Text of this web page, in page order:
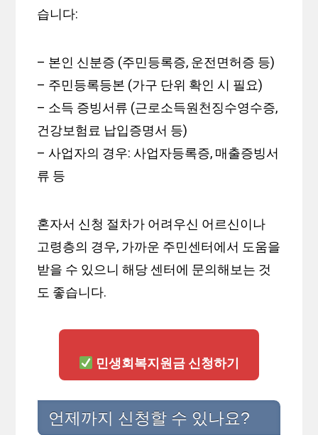
습니다:
– 본인 신분증 (주민등록증, 운전면허증 등)
– 주민등록등본 (가구 단위 확인 시 필요)
– 소득 증빙서류 (근로소득원천징수영수증,
건강보험료 납입증명서 등)
– 사업자의 경우: 사업자등록증, 매출증빙서
류 등
혼자서 신청 절차가 어려우신 어르신이나
고령층의 경우, 가까운 주민센터에서 도움을
받을 수 있으니 해당 센터에 문의해보는 것
도 좋습니다.
민생회복지원금 신청하기
언제까지 신청할 수 있나요?